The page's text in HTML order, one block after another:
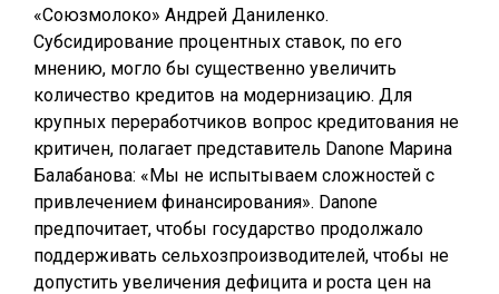
«Союзмолоко» Андрей Даниленко.
Субсидирование процентных ставок, по его
мнению, могло бы существенно увеличить
количество кредитов на модернизацию. Для
крупных переработчиков вопрос кредитования не
критичен, полагает представитель Danone Марина
Балабанова: «Мы не испытываем сложностей с
привлечением финансирования». Danone
предпочитает, чтобы государство продолжало
поддерживать сельхозпроизводителей, чтобы не
допустить увеличения дефицита и роста цен на